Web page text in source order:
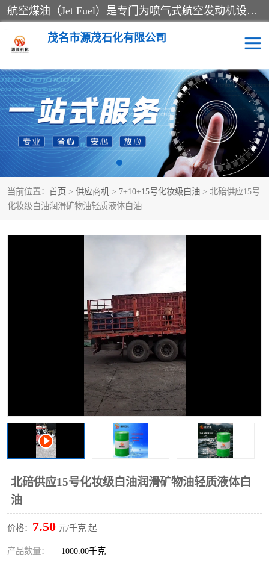
航空煤油（Jet Fuel）是专门为喷气式航空发动机设计的高纯度燃料，主要分为Jet A、Jet A-1和Jet B等类型。其特点是闪点高、低温流动性好，并添加了抗静电剂和抗氧化剂以确保飞行安全。航空煤油需
茂名市源茂石化有限公司
当前位置： 首页 > 供应商机 > 7+10+15号化妆级白油 > 北碚供应15号
化妆级白油润滑矿物油轻质液体白油
北碚供应15号化妆级白油润滑矿物油轻质液体白
油
价格： 7.50 元/千克 起
产品数量： 1000.00千克
RP3航空煤油 D20+D30溶剂油
D40+D60溶剂油 D80+D100溶剂油
6号+120号溶剂油 260号溶剂油
异构烷烃 天然乳胶